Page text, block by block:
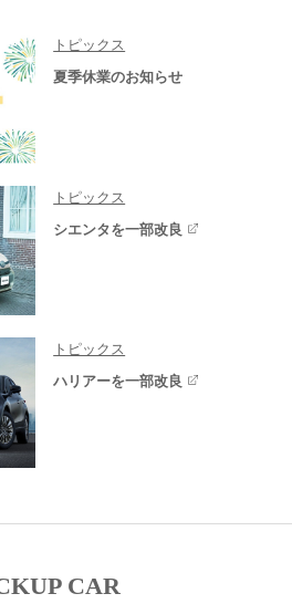
トピックス
夏季休業のお知らせ
トピックス
シエンタを一部改良
トピックス
ハリアーを一部改良
CAR